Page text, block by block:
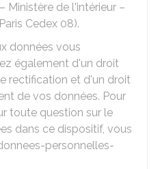
Ministère de l'intérieur –
Cedex 08).
données vous
également d'un droit
rectification et d'un droit
de vos données. Pour
toute question sur le
dans ce dispositif, vous
personnelles-